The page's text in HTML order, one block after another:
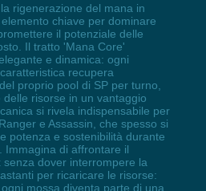
rigenerazione del mana in
chiave per dominare
il potenziale delle
Il tratto 'Mana Core'
e dinamica: ogni
recupera
proprio pool di SP per turno,
risorse in un vantaggio
si rivela indispensabile per
e Assassin, che spesso si
potenza e sostenibilità durante
Immagina di affrontare il
dover interrompere la
per ricaricare le risorse:
mossa diventa parte di una